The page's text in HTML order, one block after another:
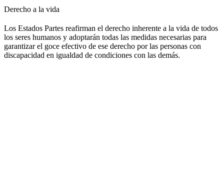
Derecho a la vida
Los Estados Partes reafirman el derecho inherente a la vida de todos
los seres humanos y adoptarán todas las medidas necesarias para
garantizar el goce efectivo de ese derecho por las personas con
discapacidad en igualdad de condiciones con las demás.